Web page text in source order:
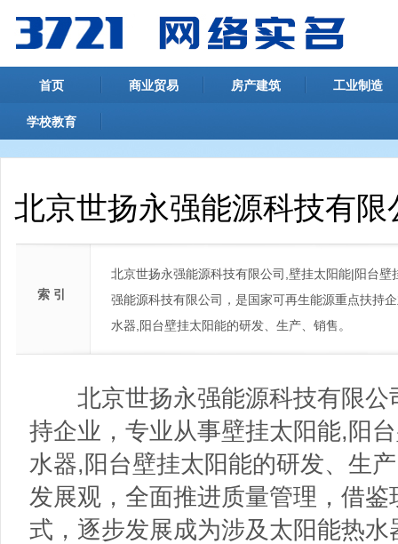
首页 商业贸易 房产建筑 工业制造
学校教育
北京世扬永强能源科技有限
索 引
北京世扬永强能源科技有限公司,壁挂太阳能|阳台
强能源科技有限公司，是国家可再生能源重点扶持
水器,阳台壁挂太阳能的研发、生产、销售。
北京世扬永强能源科技有限公
持企业，专业从事壁挂太阳能,阳
水器,阳台壁挂太阳能的研发、生
发展观，全面推进质量管理，借
式，逐步发展成为涉及太阳能热